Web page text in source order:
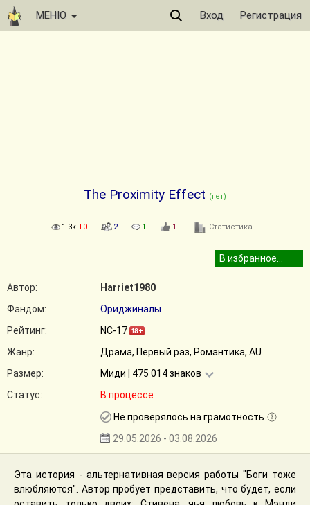
МЕНЮ Вход Регистрация
​The Proximity Effect (гет)
1.3k +0 2 1 1 Статистика
Автор:
Harriet1980
Фандом:
Ориджиналы
Рейтинг:
NC-17
Жанр:
Драма, Первый раз, Романтика, AU
Размер:
Миди | 475 014 знаков
Статус:
В процессе
Не проверялось на грамотность
29.05.2026 - 03.08.2026
Эта история - альтернативная версия работы "Боги тоже
влюбляются". Автор пробует представить, что будет, если